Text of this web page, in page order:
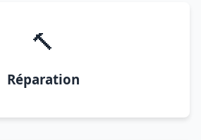
🔨
Réparation